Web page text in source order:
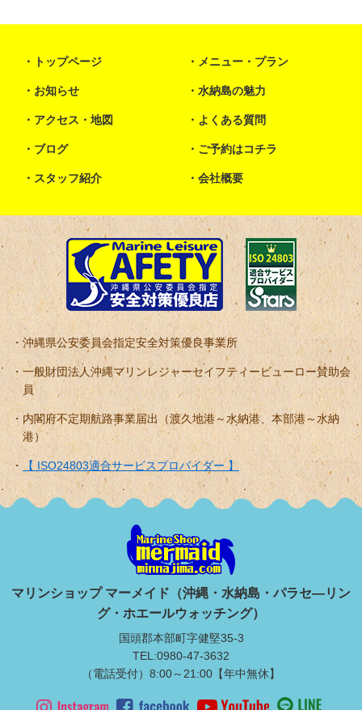
トップページ メニュー・プラン
お知らせ 水納島の魅力
アクセス・地図 よくある質問
ブログ ご予約はコチラ
スタッフ紹介 会社概要
沖縄県公安委員会指定安全対策優良事業所
一般財団法人沖縄マリンレジャーセイフティービューロー賛助会
員
内閣府不定期航路事業届出（渡久地港～水納港、本部港～水納
港）
【 ISO24803適合サービスプロバイダー 】
マリンショップ マーメイド（沖縄・水納島・パラセ―リン
グ・ホエールウォッチング）
国頭郡本部町字健堅35-3
TEL:0980-47-3632
（電話受付）8:00～21:00【年中無休】